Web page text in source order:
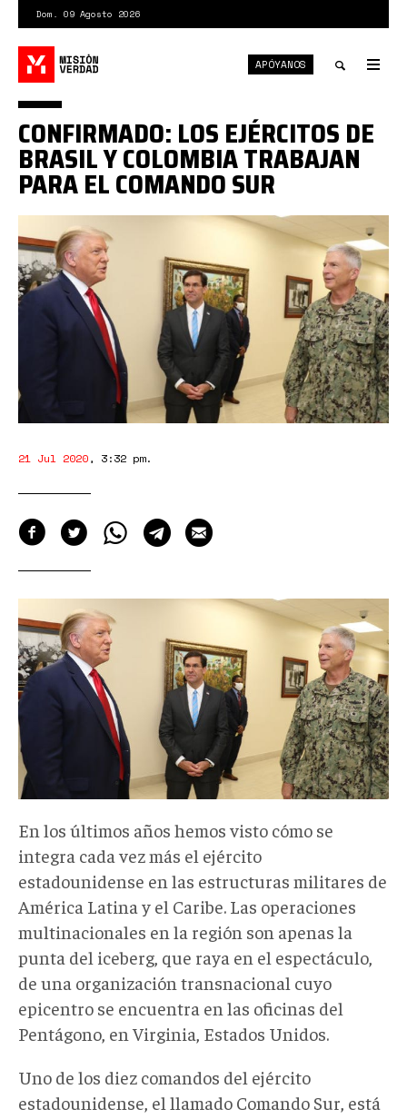
contenido
principal
Dom. 09 Agosto 2026
search
APÓYANOS
0*ZVkWnetzgn7jHKRg.JPG
CONFIRMADO: LOS EJÉRCITOS DE
BRASIL Y COLOMBIA TRABAJAN
PARA EL COMANDO SUR
21 Jul 2020, 3:32 pm.
En los últimos años hemos visto cómo se
integra cada vez más el ejército
estadounidense en las estructuras militares de
América Latina y el Caribe. Las operaciones
multinacionales en la región son apenas la
punta del iceberg, que raya en el espectáculo,
de una organización transnacional cuyo
epicentro se encuentra en las oficinas del
Pentágono, en Virginia, Estados Unidos.
Uno de los diez comandos del ejército
estadounidense, el llamado Comando Sur, está